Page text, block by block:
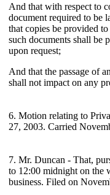
And that with respect to
document required to be
that copies be provided
such documents shall be
upon request;
And that the passage of
shall not impact on any
6. Motion relating to
27, 2003. Carried
7. Mr. Duncan - That,
to 12:00 midnight on the
business. Filed on